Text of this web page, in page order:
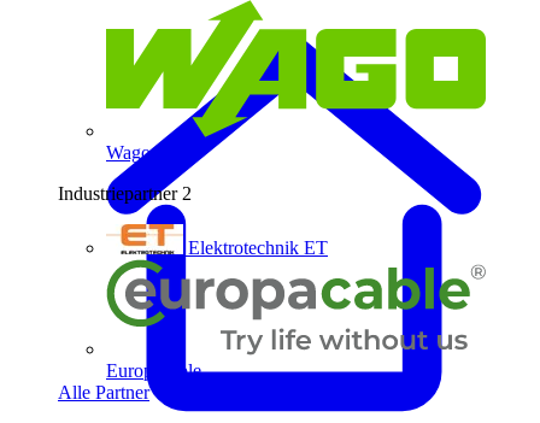
Wago
Industriepartner 2
Elektrotechnik ET
Europacable
Alle Partner